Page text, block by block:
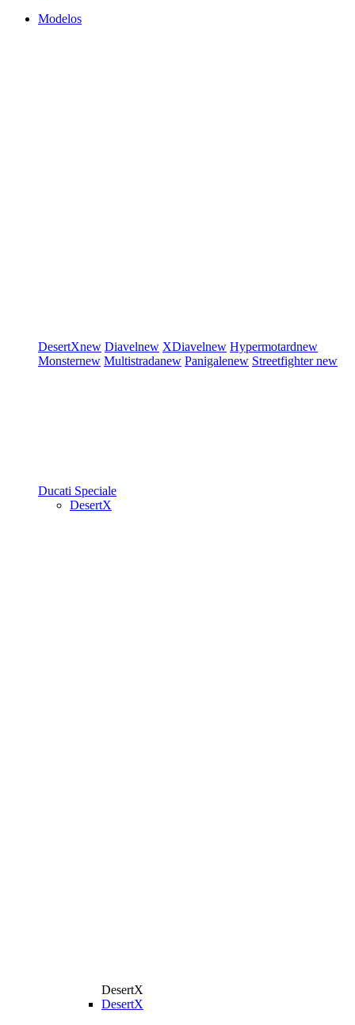
Modelos
DesertXnew Diavelnew XDiavelnew Hypermotardnew
Monsternew Multistradanew Panigalenew Streetfighternew
Ducati Speciale
DesertX
DesertX
DesertX